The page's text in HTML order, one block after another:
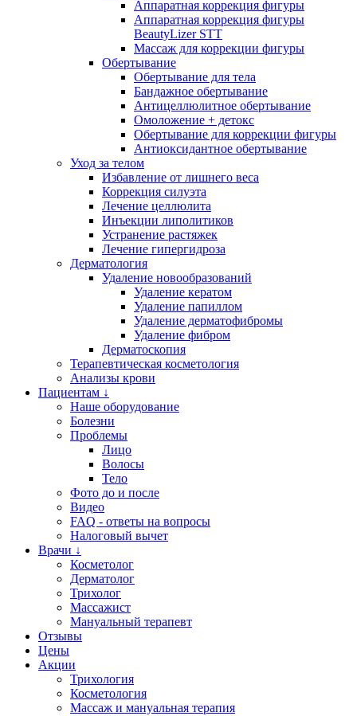
Аппаратная коррекция фигуры
Аппаратная коррекция фигуры
BeautyLizer STT
Массаж для коррекции фигуры
Обертывание
Обертывание для тела
Бандажное обертывание
Антицеллюлитное обертывание
Омоложение + детокс
Обертывание для коррекции фигуры
Антиоксидантное обертывание
Уход за телом
Избавление от лишнего веса
Коррекция силуэта
Лечение целлюлита
Инъекции липолитиков
Устранение растяжек
Лечение гипергидроза
Дерматология
Удаление новообразований
Удаление кератом
Удаление папиллом
Удаление дерматофибромы
Удаление фибром
Дерматоскопия
Терапевтическая косметология
Анализы крови
Пациентам ↓
Наше оборудование
Болезни
Проблемы
Лицо
Волосы
Тело
Фото до и после
Видео
FAQ - ответы на вопросы
Налоговый вычет
Врачи ↓
Косметолог
Дерматолог
Трихолог
Массажист
Мануальный терапевт
Отзывы
Цены
Акции
Трихология
Косметология
Массаж и мануальная терапия